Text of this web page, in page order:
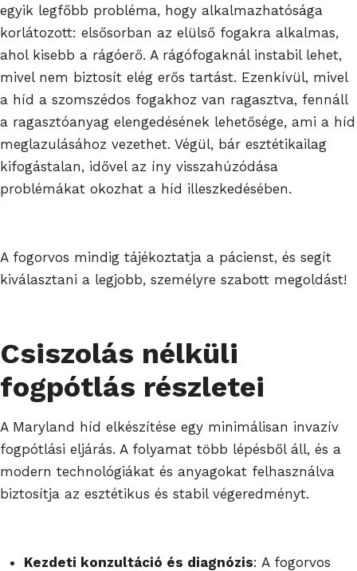
egyik legfőbb probléma, hogy alkalmazhatósága
korlátozott: elsősorban az elülső fogakra alkalmas,
ahol kisebb a rágóerő. A rágófogaknál instabil lehet,
mivel nem biztosít elég erős tartást. Ezenkívül, mivel
a híd a szomszédos fogakhoz van ragasztva, fennáll
a ragasztóanyag elengedésének lehetősége, ami a híd
meglazulásához vezethet. Végül, bár esztétikailag
kifogástalan, idővel az íny visszahúzódása
problémákat okozhat a híd illeszkedésében.
A fogorvos mindig tájékoztatja a pácienst, és segít
kiválasztani a legjobb, személyre szabott megoldást!
Csiszolás nélküli
fogpótlás részletei
A Maryland híd elkészítése egy minimálisan invazív
fogpótlási eljárás. A folyamat több lépésből áll, és a
modern technológiákat és anyagokat felhasználva
biztosítja az esztétikus és stabil végeredményt.
Kezdeti konzultáció és diagnózis: A fogorvos